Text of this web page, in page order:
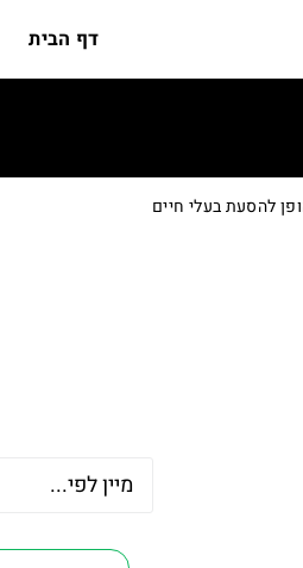
דף הבית
להסעת בעלי חיים